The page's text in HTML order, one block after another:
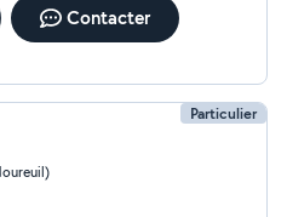
Contacter
Particulier